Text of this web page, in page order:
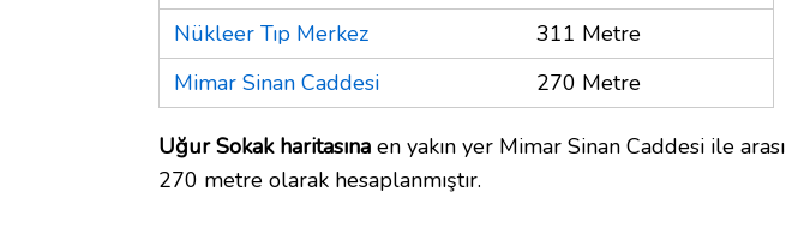
Nükleer Tıp Merkez
311 Metre
Mimar Sinan Caddesi
270 Metre
Uğur Sokak haritasına en yakın yer Mimar Sinan Caddesi ile arası
270 metre olarak hesaplanmıştır.